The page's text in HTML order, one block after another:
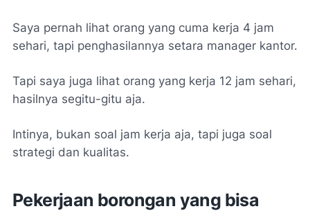
Saya pernah lihat orang yang cuma kerja 4 jam
sehari, tapi penghasilannya setara manager kantor.
Tapi saya juga lihat orang yang kerja 12 jam sehari,
hasilnya segitu-gitu aja.
Intinya, bukan soal jam kerja aja, tapi juga soal
strategi dan kualitas.
Pekerjaan borongan yang bisa